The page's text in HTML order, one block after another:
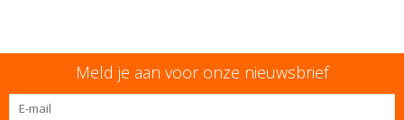
Meld je aan voor onze nieuwsbrief